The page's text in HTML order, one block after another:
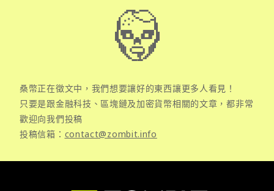
桑幣正在徵文中，我們想要讓好的東西讓更多人看見！
只要是跟金融科技、區塊鏈及加密貨幣相關的文章，都非常
歡迎向我們投稿
投稿信箱： contact@zombit.info